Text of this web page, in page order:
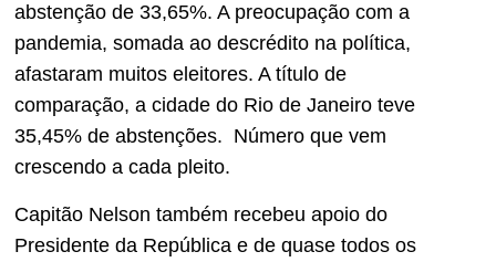
abstenção de 33,65%. A preocupação com a
pandemia, somada ao descrédito na política,
afastaram muitos eleitores. A título de
comparação, a cidade do Rio de Janeiro teve
35,45% de abstenções. Número que vem
crescendo a cada pleito.
Capitão Nelson também recebeu apoio do
Presidente da República e de quase todos os